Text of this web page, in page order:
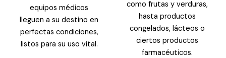
equipos médicos
lleguen a su destino en
perfectas condiciones,
listos para su uso vital.
como frutas y verduras,
hasta productos
congelados, lácteos o
ciertos productos
farmacéuticos.